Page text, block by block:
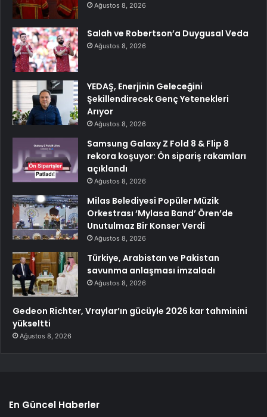
Ağustos 8, 2026
Salah ve Robertson’a Duygusal Veda
Ağustos 8, 2026
YEDAŞ, Enerjinin Geleceğini
Şekillendirecek Genç Yetenekleri
Arıyor
Ağustos 8, 2026
Samsung Galaxy Z Fold 8 & Flip 8
rekora koşuyor: Ön sipariş rakamları
açıklandı
Ağustos 8, 2026
Milas Belediyesi Popüler Müzik
Orkestrası ‘Mylasa Band’ Ören’de
Unutulmaz Bir Konser Verdi
Ağustos 8, 2026
Türkiye, Arabistan ve Pakistan
savunma anlaşması imzaladı
Ağustos 8, 2026
Gedeon Richter, Vraylar’ın gücüyle 2026 kar tahminini
yükseltti
Ağustos 8, 2026
En Güncel Haberler